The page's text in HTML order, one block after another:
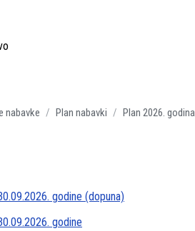
nabavke Plan nabavki Plan 2026. godina
godine (dopuna)
godine